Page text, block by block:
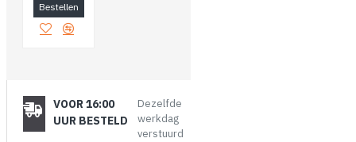
Bestellen
VOOR 16:00
UUR BESTELD
Dezelfde
werkdag
verstuurd